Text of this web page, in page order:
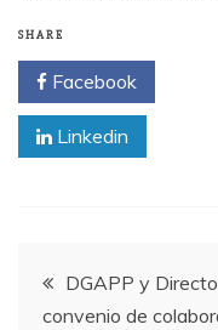
SHARE
Facebook
Linkedin
Navegación
DGAPP y
convenio de